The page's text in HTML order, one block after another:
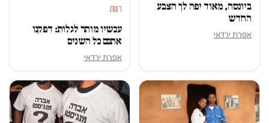
ביונסה, מאוד יפה לך הצבע
החדש
אפרת ירדאי
דעות
עכשיו מותר לגלות: דפקנו
אתכם כל השנים
אפרת ירדאי